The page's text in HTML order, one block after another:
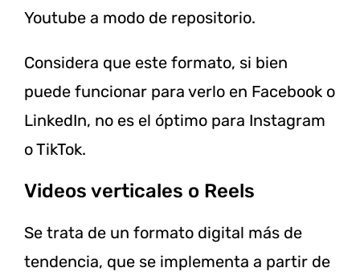
Youtube a modo de repositorio.
Considera que este formato, si bien
puede funcionar para verlo en Facebook o
LinkedIn, no es el óptimo para Instagram
o TikTok.
Videos verticales o Reels
Se trata de un formato digital más de
tendencia, que se implementa a partir de